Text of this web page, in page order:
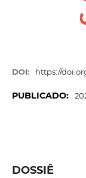
DOI: https://
PUBLICADO:
DOSSIÊ